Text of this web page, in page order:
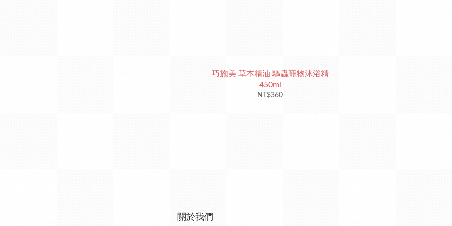
巧施美 草本精油 驅蟲寵物沐浴精
450ml
NT$360
關於我們